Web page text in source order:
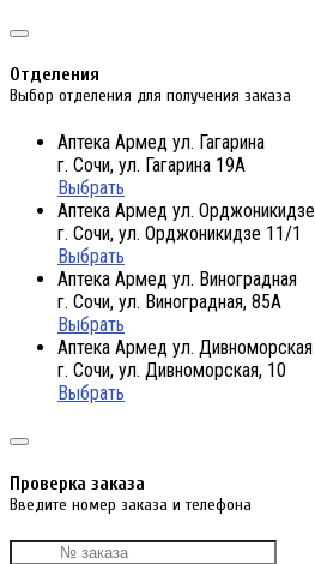
Отделения
Выбор отделения для получения заказа
Аптека Армед ул. Гагарина
г. Сочи, ул. Гагарина 19А
Выбрать
Аптека Армед ул. Орджоникидзе
г. Сочи, ул. Орджоникидзе 11/1
Выбрать
Аптека Армед ул. Виноградная
г. Сочи, ул. Виноградная, 85А
Выбрать
Аптека Армед ул. Дивноморская
г. Сочи, ул. Дивноморская, 10
Выбрать
Проверка заказа
Введите номер заказа и телефона